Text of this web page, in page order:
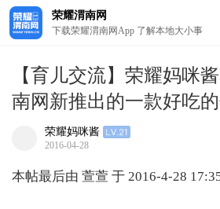
荣耀渭南网
下载荣耀渭南网App 了解本地大小事
【育儿交流】荣耀妈咪
南网新推出的一款好吃
荣耀妈咪酱
2016-04-28
本帖最后由 萱萱 于 2016-4-28